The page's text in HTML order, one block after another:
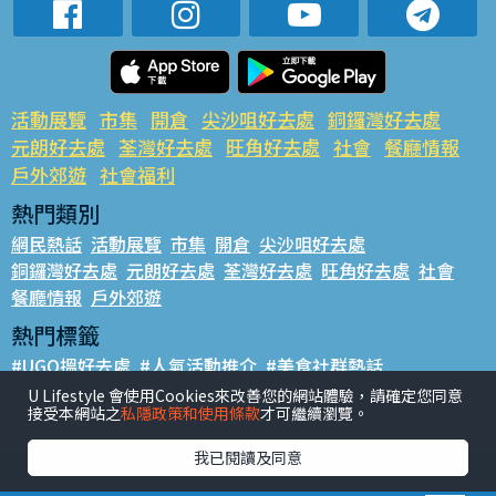
活動展覽 市集 開倉 尖沙咀好去處 銅鑼灣好去處
元朗好去處 荃灣好去處 旺角好去處 社會 餐廳情報
戶外郊遊 社會福利
熱門類別
網民熱話 活動展覽 市集 開倉 尖沙咀好去處
銅鑼灣好去處 元朗好去處 荃灣好去處 旺角好去處 社會
餐廳情報 戶外郊遊
熱門標籤
#UGO搵好去處 #人氣活動推介 #美食社群熱話
#親子玩樂好去處 #ULifestyle應用程式 #限時搶
#UJetso禮物放送 #ULifestyle商戶中心 #著數
香港經濟日報版權所有©2026
U Lifestyle 會使用Cookies來改善您的網站體驗，請確定您同意
接受本網站之私隱政策和使用條款才可繼續瀏覽。
我已閱讀及同意